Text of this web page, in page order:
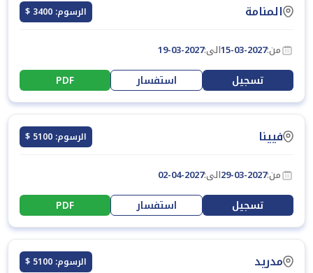
المنامة الرسوم: 3400 $
من:15-03-2027الى:19-03-2027
تسجيل استفسار PDF
فيينا الرسوم: 5100 $
من:29-03-2027الى:02-04-2027
تسجيل استفسار PDF
مدريد الرسوم: 5100 $